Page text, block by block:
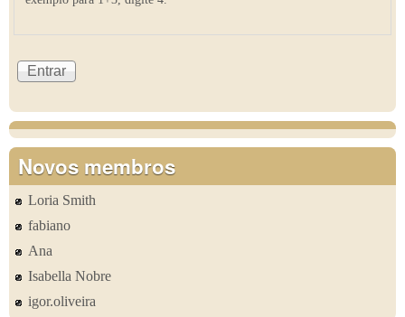
Novos membros
Loria Smith
fabiano
Ana
Isabella Nobre
igor.oliveira